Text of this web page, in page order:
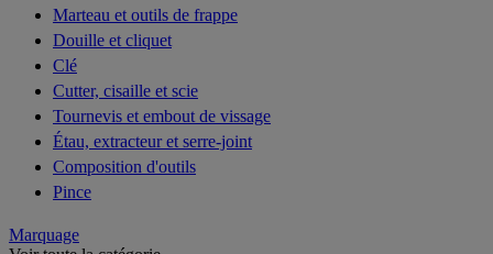
Marteau et outils de frappe
Douille et cliquet
Clé
Cutter, cisaille et scie
Tournevis et embout de vissage
Étau, extracteur et serre-joint
Composition d'outils
Pince
Marquage